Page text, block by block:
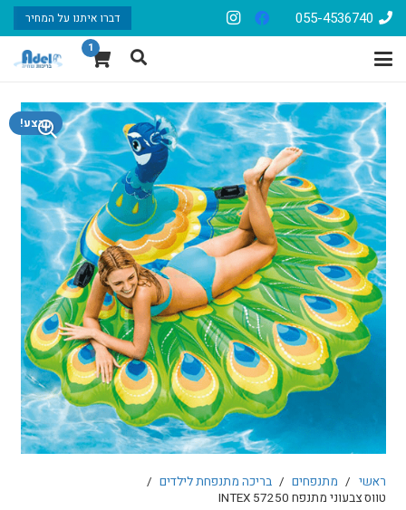
055-4536740 דברו איתנו על המחיר
1
מבצע!
ראשי / מתנפחים / בריכה מתנפחת לילדים /
טווס צבעוני מתנפח INTEX 57250